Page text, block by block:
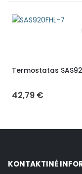
Termostatas
42,79 €
KONTAKTINĖ